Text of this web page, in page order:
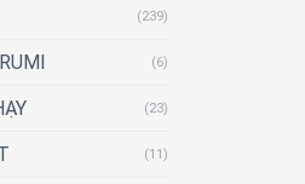
(239)
(6)
(23)
(11)